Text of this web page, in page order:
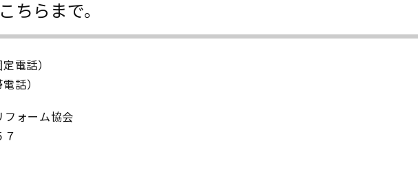
ちらまで。
電話）
話）
フォーム協会
７